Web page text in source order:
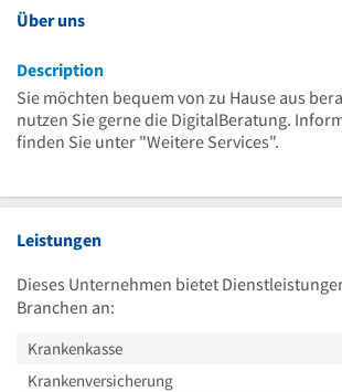
Über uns
Description
Sie möchten bequem von zu Hause aus
nutzen Sie gerne die DigitalBeratung.
finden Sie unter "Weitere Services".
Leistungen
Dieses Unternehmen bietet
Branchen an:
Krankenkasse
Krankenversicherung